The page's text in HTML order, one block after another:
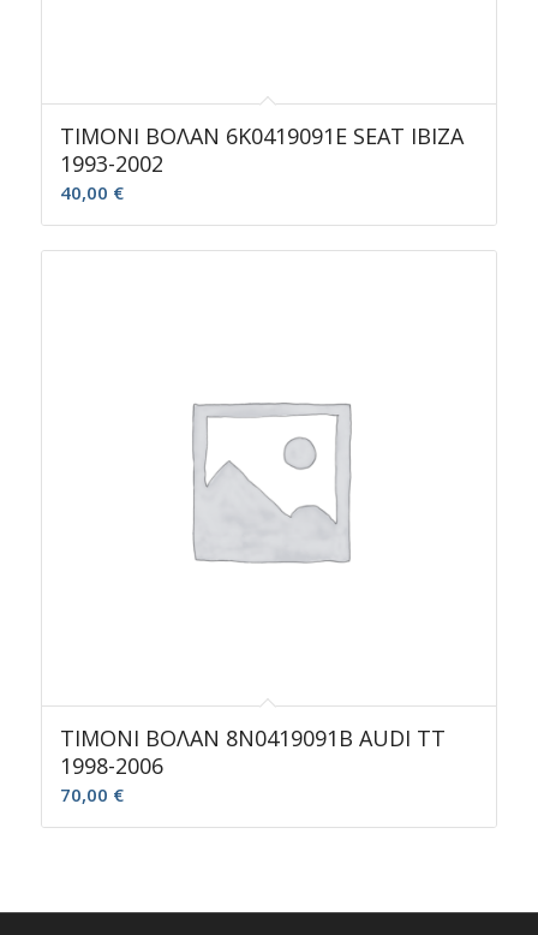
ΤΙΜΟΝΙ ΒΟΛΑΝ 6K0419091E SEAT IBIZA
1993-2002
40,00 €
ΤΙΜΟΝΙ ΒΟΛΑΝ 8N0419091B AUDI TT
1998-2006
70,00 €